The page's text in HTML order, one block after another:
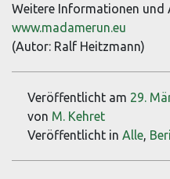
Weitere Informationen und
www.madamerun.eu
(Autor: Ralf Heitzmann)
Veröffentlicht am 29.
von M. Kehret
Veröffentlicht in Alle,